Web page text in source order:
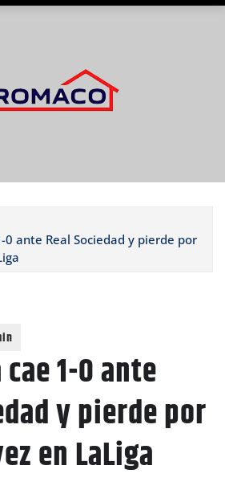
0 ante Real Sociedad y pierde por
1-0 ante
y pierde por
en LaLiga